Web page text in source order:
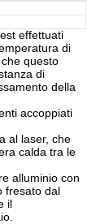
effettuati
di
questo
di
della
accoppiati
al laser, che
calda tra le
alluminio con
fresato dal
il